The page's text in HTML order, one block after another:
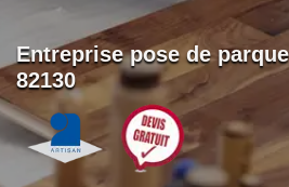
Entreprise pose de
82130